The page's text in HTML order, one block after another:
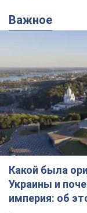
Важное
Какой была
Украины и
империя: об